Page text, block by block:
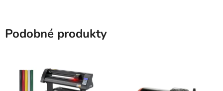
Podobné produkty